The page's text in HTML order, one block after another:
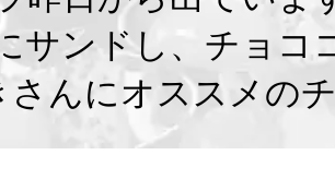
サンドし、チョ
さんにオススメの